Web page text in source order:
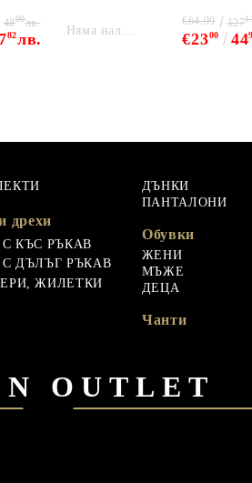
782лв.
4800лв.
Няма наличност €2300 44
€64.99 127
дрехи
С КЪС РЪКАВ
С ДЪЛЪГ РЪКАВ
ЖИЛЕТКИ
ДЪНКИ
ПАНТАЛОНИ
Обувки
ЖЕНИ
МЪЖЕ
ДЕЦА
Чанти
OUTLET